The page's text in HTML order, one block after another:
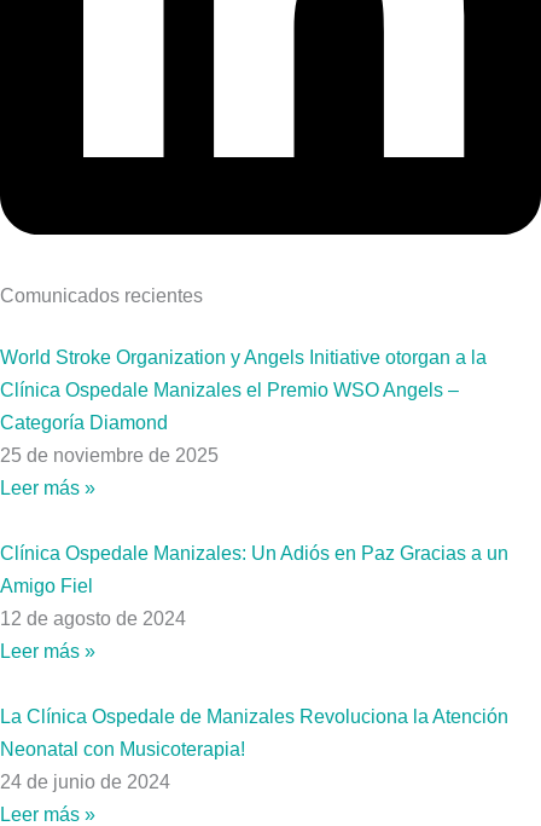
Comunicados recientes
World Stroke Organization y Angels Initiative otorgan a la
Clínica Ospedale Manizales el Premio WSO Angels –
Categoría Diamond
25 de noviembre de 2025
Leer más »
Clínica Ospedale Manizales: Un Adiós en Paz Gracias a un
Amigo Fiel
12 de agosto de 2024
Leer más »
La Clínica Ospedale de Manizales Revoluciona la Atención
Neonatal con Musicoterapia!
24 de junio de 2024
Leer más »